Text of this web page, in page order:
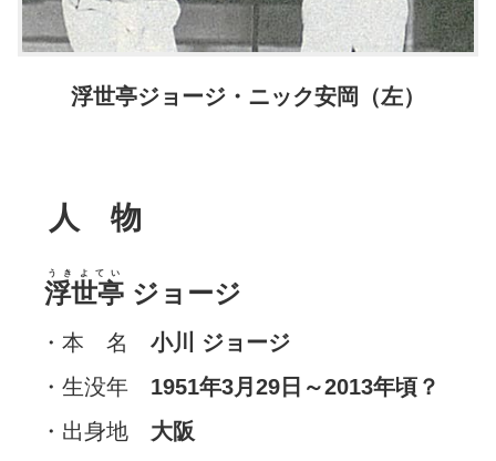
浮世亭ジョージ・ニック安岡（左）
人 物
浮世亭
うきよてい
ジョージ
・本 名 小川 ジョージ
・生没年 1951年3月29日 ～2013年頃？
・出身地 大阪